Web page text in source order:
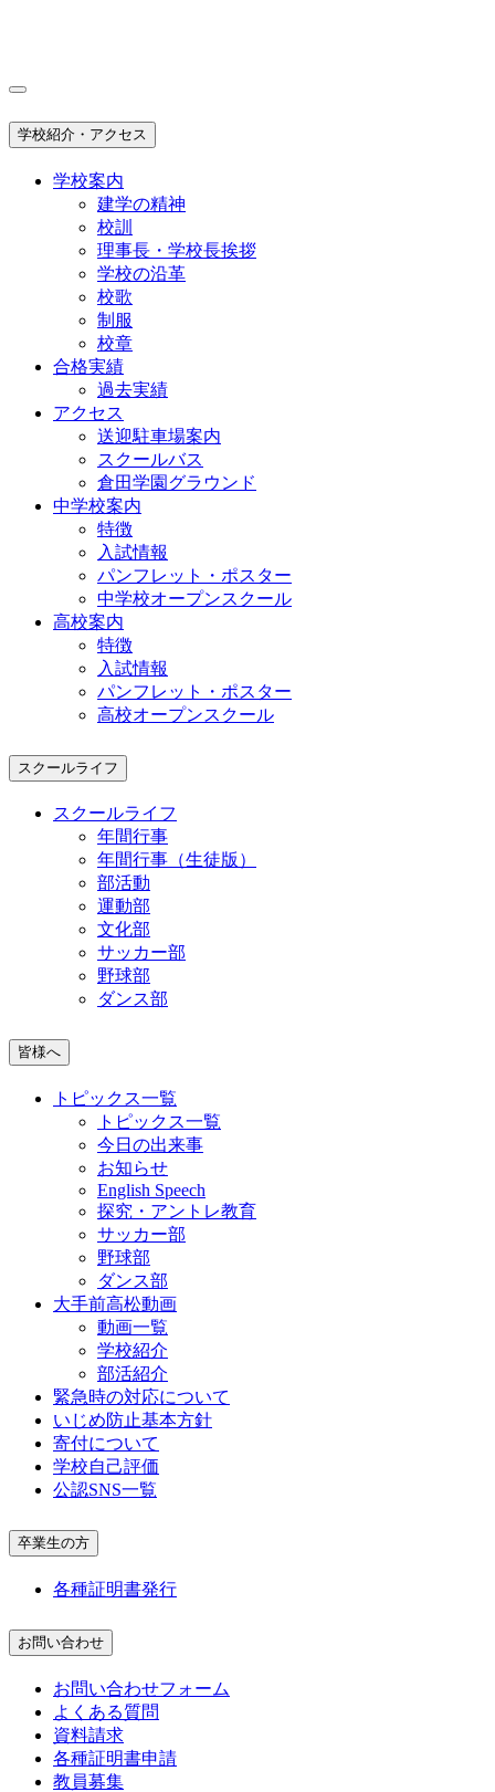
学校紹介・アクセス
学校案内
建学の精神
校訓
理事長・学校長挨拶
学校の沿革
校歌
制服
校章
合格実績
過去実績
アクセス
送迎駐車場案内
スクールバス
倉田学園グラウンド
中学校案内
特徴
入試情報
パンフレット・ポスター
中学校オープンスクール
高校案内
特徴
入試情報
パンフレット・ポスター
高校オープンスクール
スクールライフ
スクールライフ
年間行事
年間行事（生徒版）
部活動
運動部
文化部
サッカー部
野球部
ダンス部
皆様へ
トピックス一覧
トピックス一覧
今日の出来事
お知らせ
English Speech
探究・アントレ教育
サッカー部
野球部
ダンス部
大手前高松動画
動画一覧
学校紹介
部活紹介
緊急時の対応について
いじめ防止基本方針
寄付について
学校自己評価
公認SNS一覧
卒業生の方
各種証明書発行
お問い合わせ
お問い合わせフォーム
よくある質問
資料請求
各種証明書申請
教員募集